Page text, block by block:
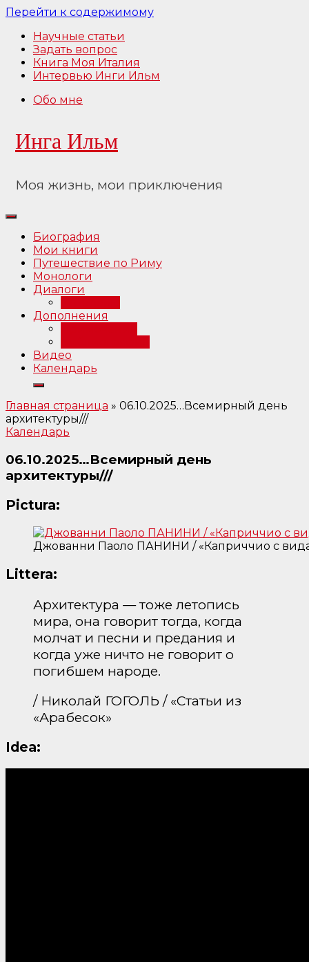
Перейти к содержимому
Научные статьи
Задать вопрос
Книга Моя Италия
Интервью Инги Ильм
Обо мне
Инга Ильм
Моя жизнь, мои приключения
Биография
Мои книги
Путешествие по Риму
Монологи
Диалоги
Дополнения
Видео
Календарь
Главная страница » 06.10.2025…Всемирный день
архитектуры///
Календарь
06.10.2025…Всемирный день
архитектуры///
Pictura:
Джованни Паоло ПАНИНИ / «Каприччио с
Littera:
Архитектура — тоже летопись
мира, она говорит тогда, когда
молчат и песни и предания и
когда уже ничто не говорит о
погибшем народе.
/ Николай ГОГОЛЬ / «Статьи из
«Арабесок»
Idea: